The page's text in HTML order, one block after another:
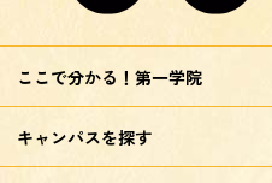
ここで分かる！第一学院
キャンパスを探す